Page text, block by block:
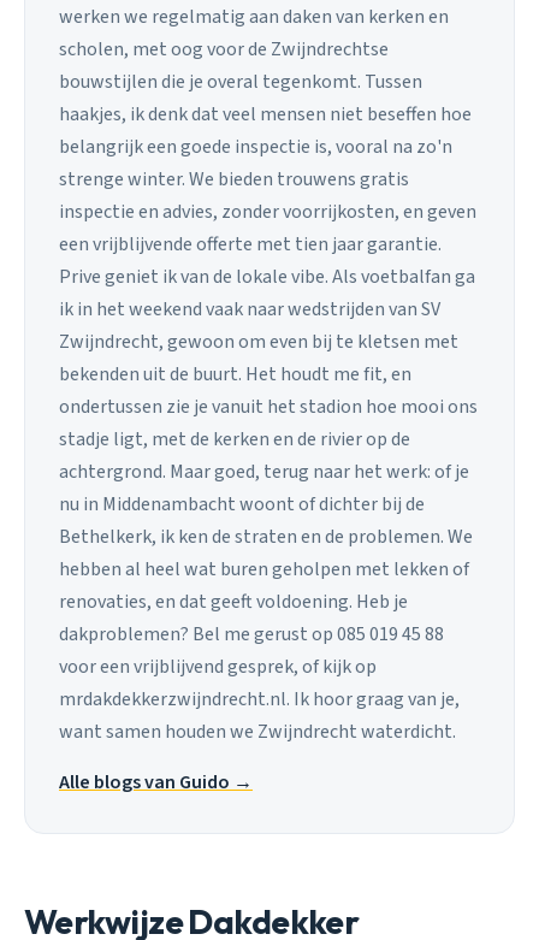
werken we regelmatig aan daken van kerken en
scholen, met oog voor de Zwijndrechtse
bouwstijlen die je overal tegenkomt. Tussen
haakjes, ik denk dat veel mensen niet beseffen hoe
belangrijk een goede inspectie is, vooral na zo'n
strenge winter. We bieden trouwens gratis
inspectie en advies, zonder voorrijkosten, en geven
een vrijblijvende offerte met tien jaar garantie.
Prive geniet ik van de lokale vibe. Als voetbalfan ga
ik in het weekend vaak naar wedstrijden van SV
Zwijndrecht, gewoon om even bij te kletsen met
bekenden uit de buurt. Het houdt me fit, en
ondertussen zie je vanuit het stadion hoe mooi ons
stadje ligt, met de kerken en de rivier op de
achtergrond. Maar goed, terug naar het werk: of je
nu in Middenambacht woont of dichter bij de
Bethelkerk, ik ken de straten en de problemen. We
hebben al heel wat buren geholpen met lekken of
renovaties, en dat geeft voldoening. Heb je
dakproblemen? Bel me gerust op 085 019 45 88
voor een vrijblijvend gesprek, of kijk op
mrdakdekkerzwijndrecht.nl. Ik hoor graag van je,
want samen houden we Zwijndrecht waterdicht.
Alle blogs van Guido →
Werkwijze Dakdekker